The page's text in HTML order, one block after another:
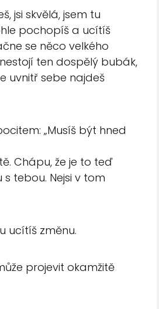
jsi skvělá, jsem tu
pochopíš a ucítíš
se něco velkého
ten dospělý bubák,
uvnitř sebe najdeš
„Musíš být hned
Chápu, že je to teď
s tebou. Nejsi v tom
ucítíš změnu.
projevit okamžitě